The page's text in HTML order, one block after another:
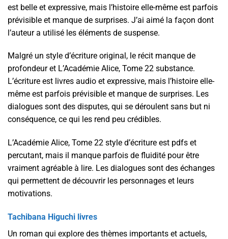
est belle et expressive, mais l’histoire elle-même est parfois
prévisible et manque de surprises. J’ai aimé la façon dont
l’auteur a utilisé les éléments de suspense.
Malgré un style d’écriture original, le récit manque de
profondeur et L’Académie Alice, Tome 22 substance.
L’écriture est livres audio et expressive, mais l’histoire elle-
même est parfois prévisible et manque de surprises. Les
dialogues sont des disputes, qui se déroulent sans but ni
conséquence, ce qui les rend peu crédibles.
L’Académie Alice, Tome 22 style d’écriture est pdfs et
percutant, mais il manque parfois de fluidité pour être
vraiment agréable à lire. Les dialogues sont des échanges
qui permettent de découvrir les personnages et leurs
motivations.
Tachibana Higuchi livres
Un roman qui explore des thèmes importants et actuels,